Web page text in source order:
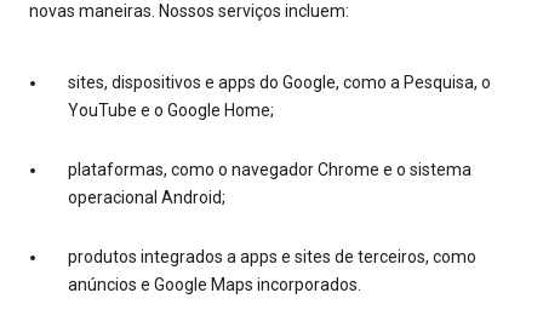
novas maneiras. Nossos serviços incluem:
sites, dispositivos e apps do Google, como a Pesquisa, o
YouTube e o Google Home;
plataformas, como o navegador Chrome e o sistema
operacional Android;
produtos integrados a apps e sites de terceiros, como
anúncios e Google Maps incorporados.